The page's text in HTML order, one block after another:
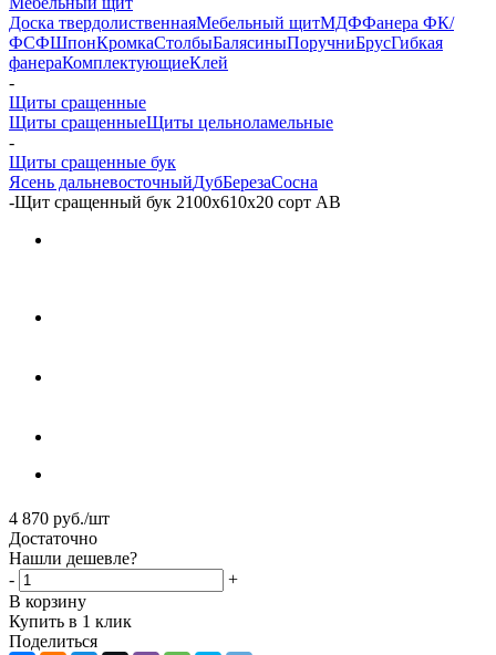
Доска твердолиственнаяМебельный щитМДФФанера ФК/
ФСФШпонКромкаСтолбыБалясиныПоручниБрусГибкая
фанераКомплектующиеКлей
-
Щиты сращенные
Щиты сращенныеЩиты цельноламельные
-
Щиты сращенные бук
Ясень дальневосточныйДубБерезаСосна
-Щит сращенный бук 2100х610х20 сорт АВ
4 870 руб./шт
Достаточно
Нашли дешевле?
-
+
В корзину
Купить в 1 клик
Поделиться